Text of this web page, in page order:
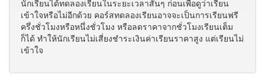
นักเรียนได้ทดลองเรียนในระยะเวลาสั้นๆ ก่อนเพื่อดูว่าเรียน
เข้าใจหรือไม่อีกด้วย คอร์สทดลองเรียนอาจจะเป็นการเรียนฟรี
ครึ่งชั่วโมงหรือหนึ่งชั่วโมง หรือลดราคาจากชั่วโมงเรียนเต็ม
ก็ได้ ทำให้นักเรียนไม่เสี่ยงชำระเงินค่าเรียนราคาสูง แต่เรียนไม่
เข้าใจ